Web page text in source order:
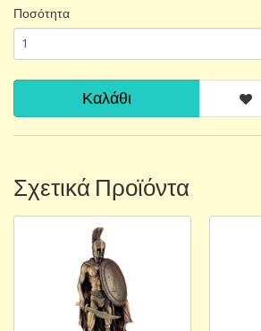
Ποσότητα
Καλάθι
Σχετικά Προϊόντα